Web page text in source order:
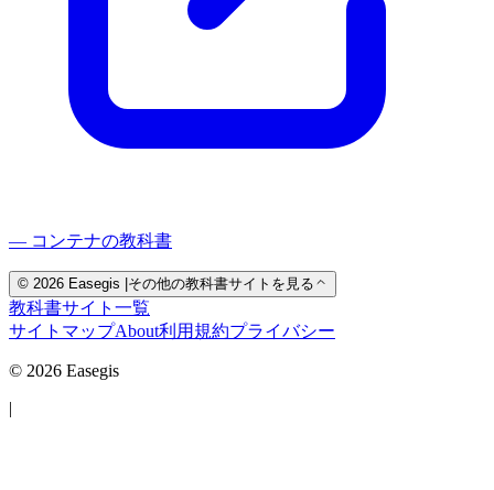
— コンテナの教科書
© 2026 Easegis その他の教科書サイトを見る
教科書サイト一覧
サイトマップAbout利用規約プライバシー
© 2026 Easegis
|